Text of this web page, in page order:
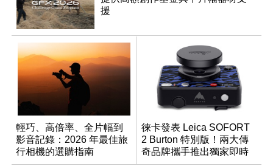
援
輕巧、高倍率、全片幅到
影音記錄：2026 年最佳旅
行相機的選購指南
徠卡發表 Leica SOFORT
2 Burton 特別版！兩大傳
奇品牌攜手推出獨家即時
成像相機